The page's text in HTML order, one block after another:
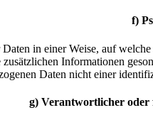
f)
in einer Weise, auf
Informationen
Daten nicht einer
g) Verantwortlicher